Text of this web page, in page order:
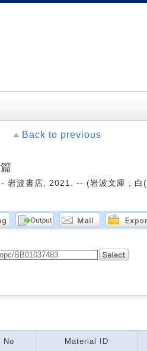
Back to previous
岩波書店, 2021. -- (岩波文庫 ;
No Material ID